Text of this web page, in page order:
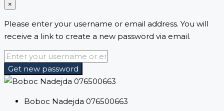
×
Please enter your username or email address. You will
receive a link to create a new password via email.
Get new password
Boboc Nadejda 076500663